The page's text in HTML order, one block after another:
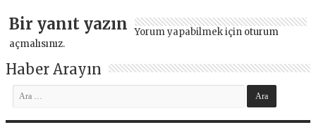
Bir yanıt yazın Yorum yapabilmek için oturum
açmalısınız.
Haber Arayın